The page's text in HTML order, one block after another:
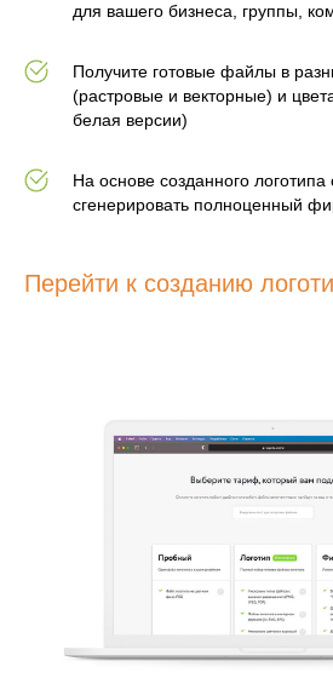
для вашего бизнеса, группы,
Получите готовые файлы в
(растровые и векторные) и
белая версии)
На основе созданного
сгенерировать полноценный
Перейти к созданию